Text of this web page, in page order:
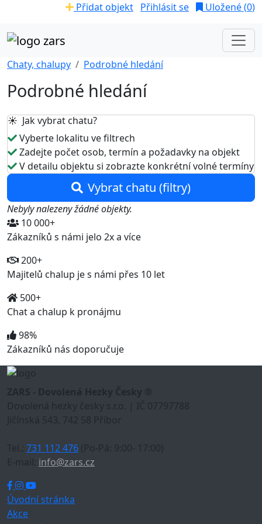
Přidat objekt Přihlásit se Uložené (0)
Chaty, chalupy Podrobné hledání
Podrobné hledání
☀️ Jak vybrat chatu?
Vyberte lokalitu ve filtrech
Zadejte počet osob, termín a požadavky na objekt
V detailu objektu si zobrazte konkrétní volné termíny
Vybrat chatu (filtry)
Nebyly nalezeny žádné objekty.
10 000+
Zákazníků s námi jelo 2x a více
200+
Majitelů chalup je s námi přes 10 let
500+
Chat a chalup k pronájmu
98%
Zákazníků nás doporučuje
ZARS - Dovolená Hezky Česky ®
Dovolená hezky česky s.r.o. | IČ 07797788
Jičínská 543, 742 58 Příbor
Tel.: 731 112 476 (Po-Pá: 9:00- 17:00)
E-mail: info@zars.cz
Úvodní stránka
Akce